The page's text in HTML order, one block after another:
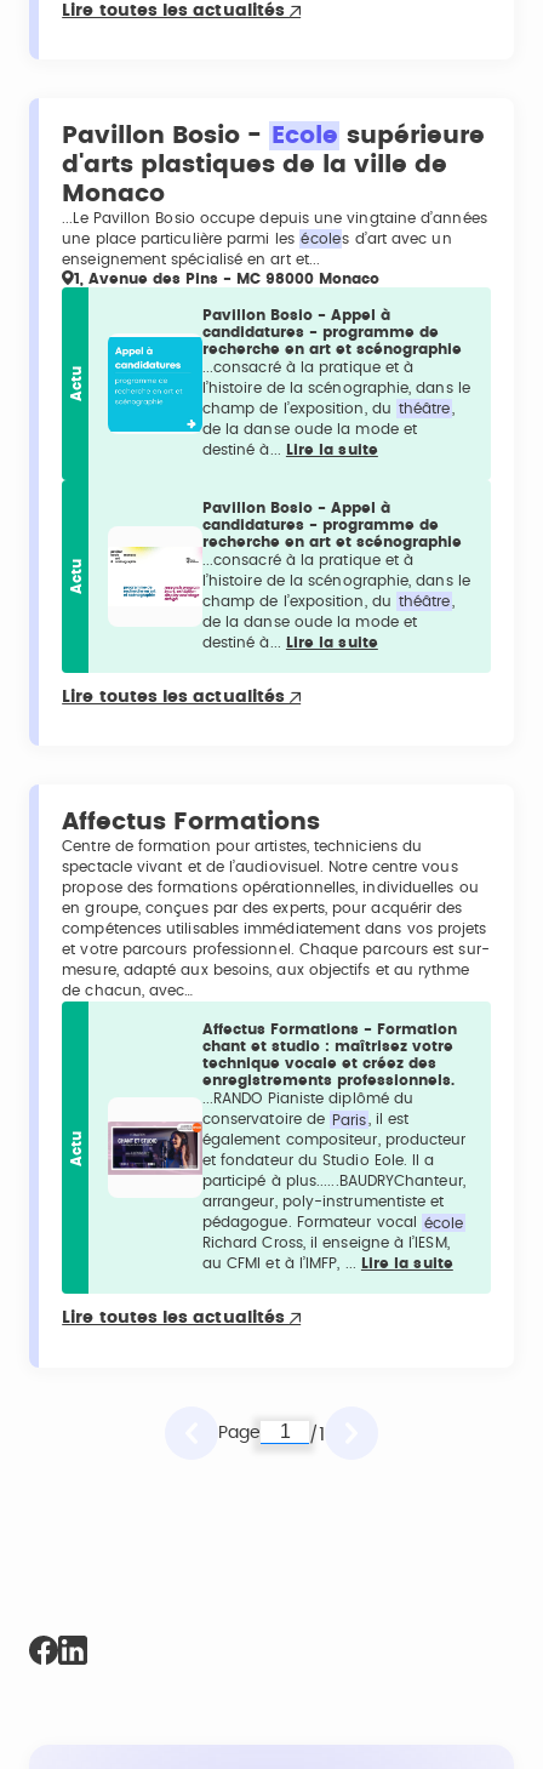
Lire toutes les actualités
Pavillon Bosio - Ecole supérieure
d'arts plastiques de la ville de
Monaco
...Le Pavillon Bosio occupe depuis une vingtaine d’années
une place particulière parmi les écoles d’art avec un
enseignement spécialisé en art et...
1, Avenue des Pins - MC 98000 Monaco
Actu
Pavillon Bosio - Appel à
candidatures - programme de
recherche en art et scénographie
...consacré à la pratique et à
l’histoire de la scénographie, dans le
champ de l’exposition, du théâtre
de la danse oude la mode et
destiné à...
Lire la suite
Actu
Pavillon Bosio - Appel à
candidatures - programme de
recherche en art et scénographie
...consacré à la pratique et à
l’histoire de la scénographie, dans le
champ de l’exposition, du théâtre
de la danse oude la mode et
destiné à...
Lire la suite
Lire toutes les actualités
Affectus Formations
Centre de formation pour artistes, techniciens du
spectacle vivant et de l’audiovisuel. Notre centre vous
propose des formations opérationnelles, individuelles ou
en groupe, conçues par des experts, pour acquérir des
compétences utilisables immédiatement dans vos projets
et votre parcours professionnel. Chaque parcours est sur-
mesure, adapté aux besoins, aux objectifs et au rythme
de chacun, avec…
Actu
Affectus Formations - Formation
chant et studio : maîtrisez votre
technique vocale et créez des
enregistrements professionnels.
...RANDO Pianiste diplômé du
conservatoire de
Paris
, il est
également compositeur, producteur
et fondateur du Studio Eole. Il a
participé à plus......BAUDRYChanteur,
arrangeur, poly-instrumentiste et
pédagogue. Formateur vocal
école
Richard Cross, il enseigne à l’IESM,
au CFMI et à l’IMFP, ...
Lire la suite
Lire toutes les actualités
Page /1